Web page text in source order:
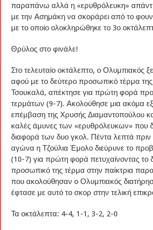
παραπάνω αλλά η «ερυθρόλευκη»
με την Ασημάκη να σκοράρει από το
με το οποίο ολοκληρώθηκε το 3ο
Θρύλος στο φινάλε!
Στο τελευταίο οκτάλεπτο, ο Ολυμπιακός
αφού με το δεύτερο προσωπικό τέρμα της
Τσουκαλά, απέκτησε για πρώτη φορά
τερμάτων (9-7). Ακολούθησε μια ακόμα
επέμβαση της Χρυσής Διαμαντοπούλου
καλές άμυνες των «ερυθρόλευκων» που
διαφορά των δυο γκολ. Πέντα λεπτά πριν
αγώνα η Τζούλια Έμολο διεύρυνε το
(10-7) για πρώτη φορά πετυχαίνοντας το
προσωπικό της τέρμα στην παίκτρια
που ακολούθησαν ο Ολυμπιακός
έφτασε με αυτό το σκορ στην τελική
Τα οκτάλεπτα: 4-4, 1-1, 3-2, 2-0